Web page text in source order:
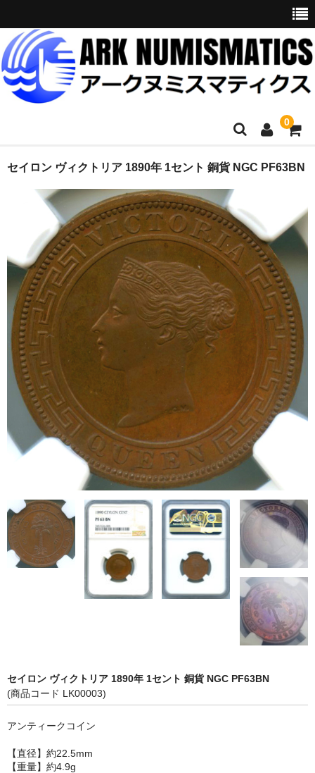
0
ホーム
商品一覧
お問い合わせ
委託販売
購入代行
オークション入札代行
ブログ
会社概要
セイロン ヴィクトリア 1890年 1セント 銅貨 NGC PF63BN
セイロン ヴィクトリア 1890年 1セント 銅貨 NGC PF63BN
(商品コード LK00003)
アンティークコイン
【直径】約22.5mm
【重量】約4.9g